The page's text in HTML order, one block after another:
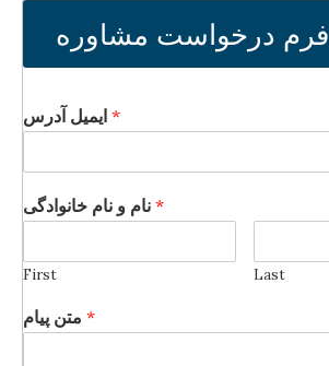
فرم درخواست مشاوره
*
*
First Last
*